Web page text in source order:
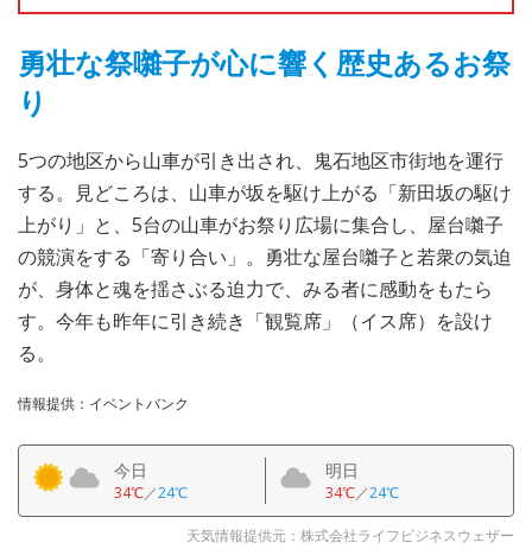
勇壮な祭囃子が心に響く歴史あるお祭
り
5つの地区から山車が引き出され、鬼石地区市街地を運行
する。見どころは、山車が坂を駆け上がる「新田坂の駆け
上がり」と、5台の山車がお祭り広場に集合し、屋台囃子
の競演をする「寄り合い」。勇壮な屋台囃子と若衆の気迫
が、身体と魂を揺さぶる迫力で、みる者に感動をもたら
す。今年も昨年に引き続き「観覧席」（イス席）を設け
る。
情報提供：イベントバンク
今日
34℃／24℃
明日
34℃／24℃
天気情報提供元：株式会社ライフビジネスウェザー